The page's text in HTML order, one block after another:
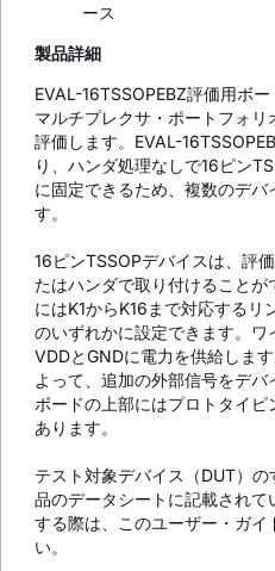
ース
製品詳細
EVAL-16TSSOPEBZ評価用ボ
マルチプレクサ・ポートフォ
評価します。EVAL-
り、ハンダ処理なしで16ピン
に固定できるため、複数のデバ
す。
16ピンTSSOPデバイスは、評
たはハンダで取り付けること
にはK1からK16まで対応する
のいずれかに設定できます。ワ
VDDとGNDに電力を供給しま
よって、追加の外部信号をデバ
ボードの上部にはプロトタイ
あります。
テスト対象デバイス（DUT）
品のデータシートに記載され
する際は、このユーザー・ガイ
い。